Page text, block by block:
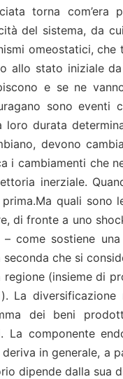
torna com’era
del sistema, da
omeostatici, che
allo stato iniziale
e se ne
sono eventi
durata
devono
i cambiamenti che
inerziale.
quali sono
di fronte a uno
come sostiene
che si
(insieme di
La diversificazione
dei beni
La componente
in generale, a
dipende dalla sua